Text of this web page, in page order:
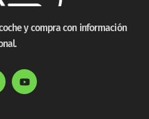
y compra con información